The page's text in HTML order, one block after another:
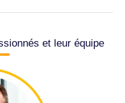
et leur équipe